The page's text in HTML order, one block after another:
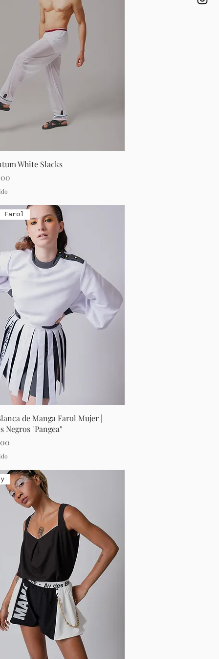
Vista rápida
White Slacks
Vista rápida
Farol
de Manga Farol Mujer |
Negros "Pangea"